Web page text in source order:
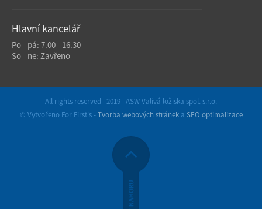
Hlavní kancelář
Po - pá: 7.00 - 16.30
So - ne: Zavřeno
All rights reserved | 2019 | ASW Valivá ložiska spol. s.r.o.
© Vytvořeno For First's -Tvorba webových stráneka SEO optimalizace